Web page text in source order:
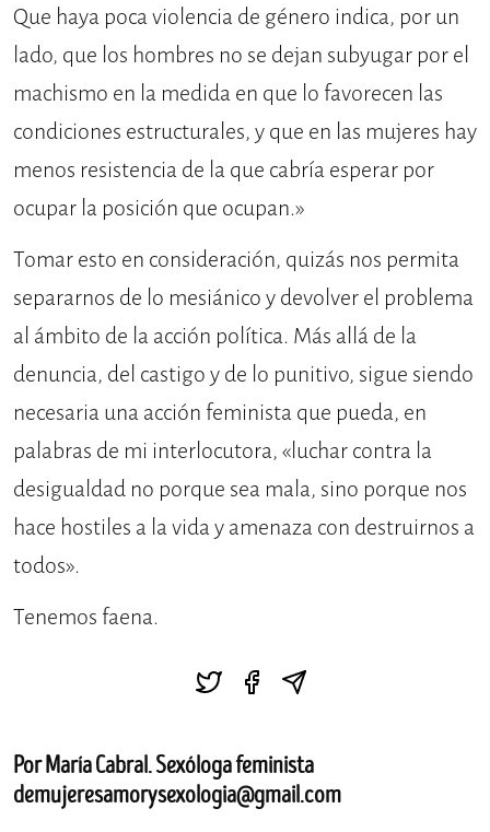
Que haya poca violencia de género indica, por un
lado, que los hombres no se dejan subyugar por el
machismo en la medida en que lo favorecen las
condiciones estructurales, y que en las mujeres hay
menos resistencia de la que cabría esperar por
ocupar la posición que ocupan.»
Tomar esto en consideración, quizás nos permita
separarnos de lo mesiánico y devolver el problema
al ámbito de la acción política. Más allá de la
denuncia, del castigo y de lo punitivo, sigue siendo
necesaria una acción feminista que pueda, en
palabras de mi interlocutora, «luchar contra la
desigualdad no porque sea mala, sino porque nos
hace hostiles a la vida y amenaza con destruirnos a
todos».
Tenemos faena.
Por María Cabral. Sexóloga feminista
demujeresamorysexologia@gmail.com